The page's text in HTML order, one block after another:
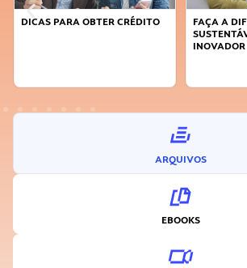
DICAS PARA OBTER CRÉDITO
FAÇA A
INOVADOR
ARQUIVOS
EBOOKS